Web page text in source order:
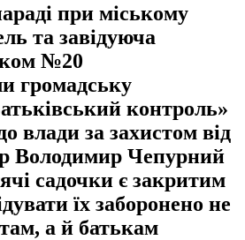
при міському
та завідуюча
№20
громадську
контроль»
влади за захистом від
Володимир Чепурний
садочки є закритим
їх заборонено не
а й батькам